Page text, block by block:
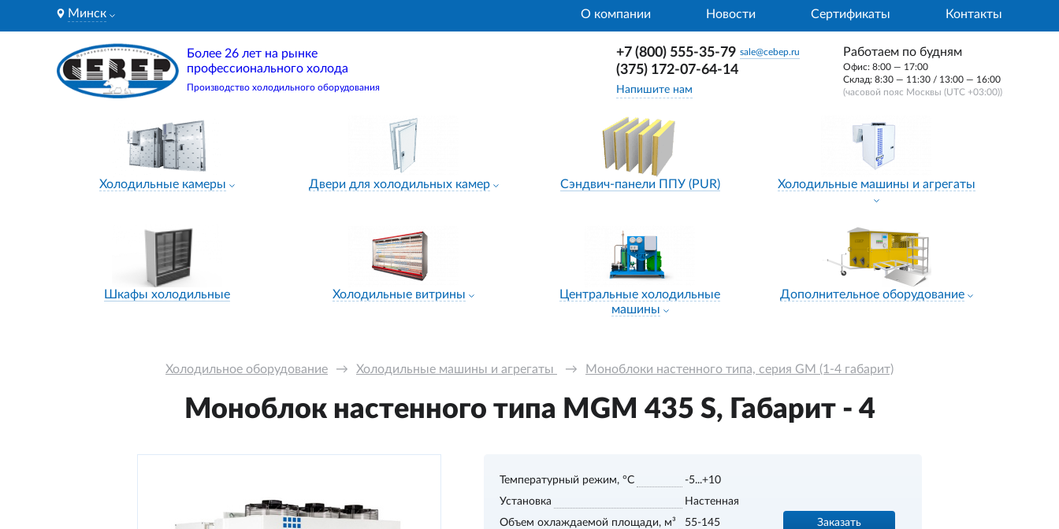
Минск О компании Новости Сертификаты Контакты
Более 26 лет на рынке
профессионального холода
Производство холодильного оборудования
+7 (800) 555-35-79 sale@cebep.ru
(375) 172-07-64-14
Напишите нам
Работаем по будням
Офис: 8:00 — 17:00
Склад: 8:30 — 11:30 / 13:00 — 16:00
(часовой пояс Москвы (UTC +03:00))
Холодильные камеры Двери для холодильных камер Сэндвич-панели ППУ (PUR) Холодильные машины и агрегаты
Шкафы холодильные Холодильные витрины
Центральные холодильные
машины
Дополнительное оборудование
Холодильное оборудование → Холодильные машины и агрегаты → Моноблоки настенного типа, серия GM (1-4 габарит)
Моноблок настенного типа MGM 435 S, Габарит - 4
Температурный режим, °С
-5...+10
Установка
Настенная
Объем охлаждаемой площади, м³
55-145
Заказать